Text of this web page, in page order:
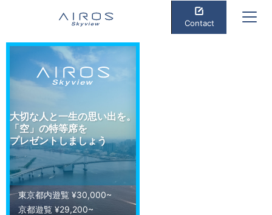
Contact
大切な人と一生の思い出を。
「空」の特等席を
プレゼントしましょう
東京都内遊覧 ¥30,000~
京都遊覧 ¥29,200~